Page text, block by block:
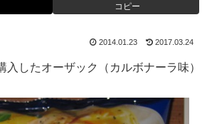
コピー
2014.01.23 2017.03.24
入したオーザック（カルボナーラ味）